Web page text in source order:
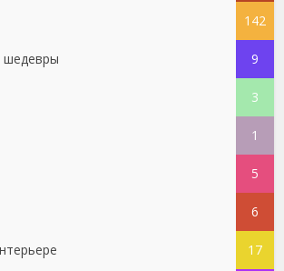
142
шедевры 9
3
1
5
6
17